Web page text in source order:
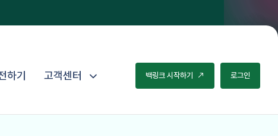
하기 고객센터 백링크 시작하기 로그인